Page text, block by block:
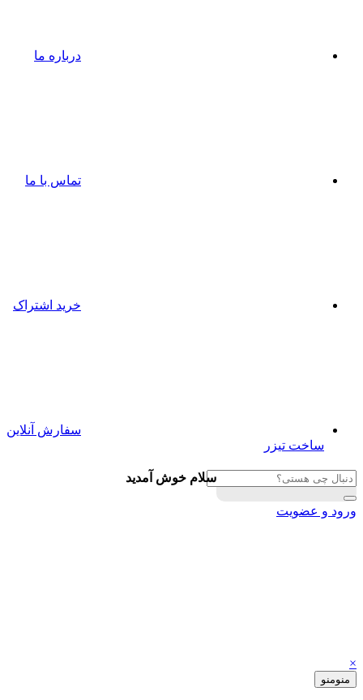
درباره ما
تماس با ما
خرید اشتراک
سفارش آنلاین
ساخت تیزر
سلام خوش آمدید
ورود و عضویت
×
منومنو